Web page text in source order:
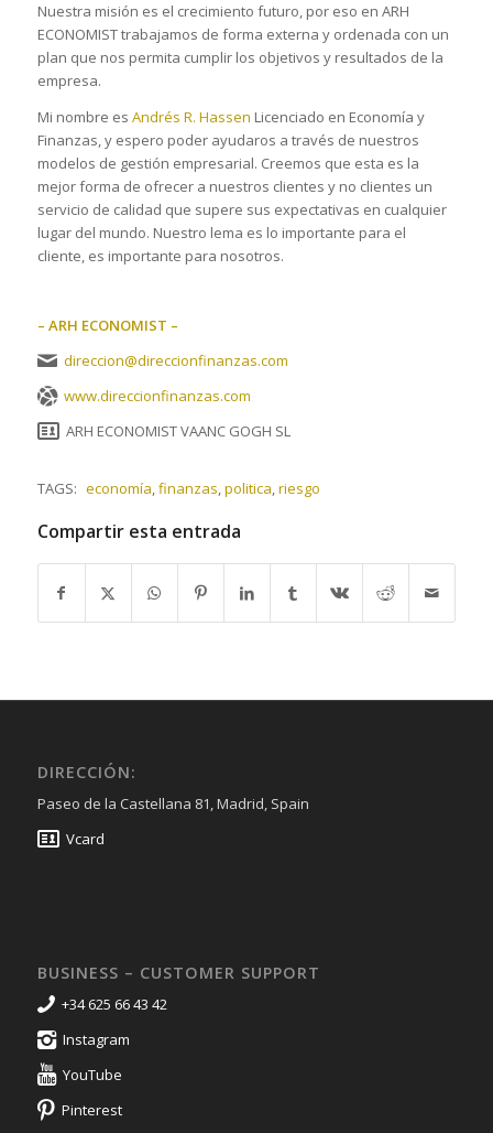
Nuestra misión es el crecimiento futuro, por eso en ARH
ECONOMIST trabajamos de forma externa y ordenada con un
plan que nos permita cumplir los objetivos y resultados de la
empresa.
Mi nombre es Andrés R. Hassen Licenciado en Economía y
Finanzas, y espero poder ayudaros a través de nuestros
modelos de gestión empresarial. Creemos que esta es la
mejor forma de ofrecer a nuestros clientes y no clientes un
servicio de calidad que supere sus expectativas en cualquier
lugar del mundo. Nuestro lema es lo importante para el
cliente, es importante para nosotros.
– ARH ECONOMIST –
direccion@direccionfinanzas.com
www.direccionfinanzas.com
ARH ECONOMIST VAANC GOGH SL
TAGS: economía,finanzas,politica,riesgo
Compartir esta entrada
DIRECCIÓN:
Paseo de la Castellana 81, Madrid, Spain
Vcard
BUSINESS – CUSTOMER SUPPORT
+34 625 66 43 42
Instagram
YouTube
Pinterest